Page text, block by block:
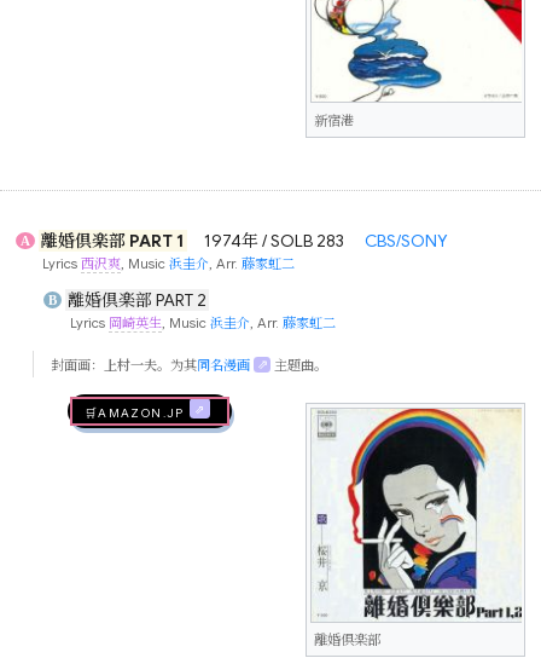
新宿港
A 離婚倶楽部 PART 1 1974年 / SOLB 283 CBS/SONY
Lyrics西沢爽 , Music浜圭介 , Arr.藤家虹二
B 離婚倶楽部 PART 2
Lyrics 岡崎英生, Music 浜圭介, Arr. 藤家虹二
封面画： 上村一夫。为其同名漫画 主题曲。
離婚倶楽部
🛒AMAZON.jp